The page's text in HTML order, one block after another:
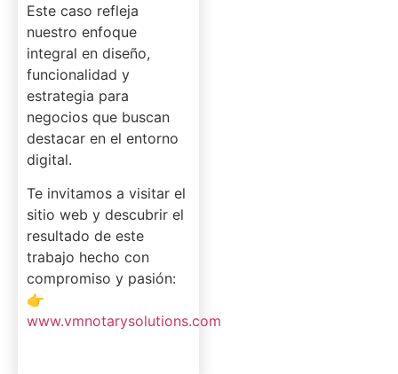
Este caso refleja
nuestro enfoque
integral en diseño,
funcionalidad y
estrategia para
negocios que buscan
destacar en el entorno
digital.
Te invitamos a visitar el
sitio web y descubrir el
resultado de este
trabajo hecho con
compromiso y pasión:
👉
www.vmnotarysolutions.com